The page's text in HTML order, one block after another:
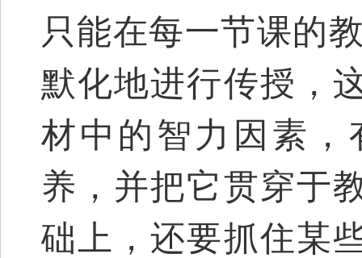
只能在每一节课的
默化地进行传授，
材中的智力因素，
养，并把它贯穿于
础上，还要抓住某